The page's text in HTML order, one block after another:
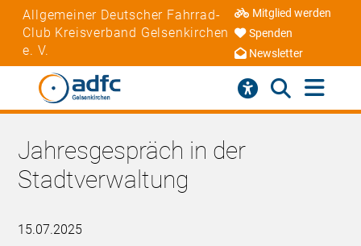
Allgemeiner Deutscher Fahrrad-
Club Kreisverband Gelsenkirchen
e. V.
Mitglied werden
Spenden
Newsletter
Jahresgespräch in der
Stadtverwaltung
15.07.2025